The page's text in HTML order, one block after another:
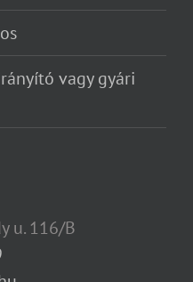
vagy gyári
u. 116/B